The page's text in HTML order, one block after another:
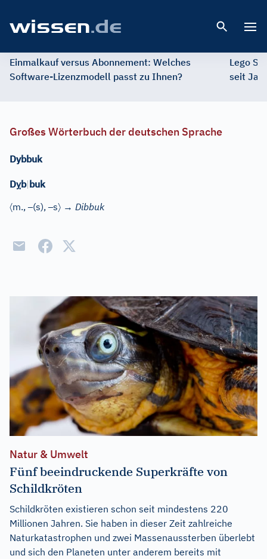
Einmalkauf versus Abonnement: Welches
Software-Lizenzmodell passt zu Ihnen?
Lego
seit
Großes Wörterbuch der deutschen Sprache
Dybbuk
Dỵb|buk
〈m.,–(s),–s〉 → Dibbuk
Natur & Umwelt
Fünf beeindruckende Superkräfte von
Schildkröten
Schildkröten existieren schon seit mindestens 220
Millionen Jahren. Sie haben in dieser Zeit zahlreiche
Naturkatastrophen und zwei Massenaussterben überlebt
und sich den Planeten unter anderem bereits mit